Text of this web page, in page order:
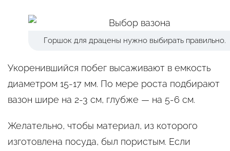
Горшок для драцены нужно выбирать правильно.
Укоренившийся побег высаживают в емкость
диаметром 15-17 мм. По мере роста подбирают
вазон шире на 2-3 см, глубже — на 5-6 см.
Желательно, чтобы материал, из которого
изготовлена посуда, был пористым. Если